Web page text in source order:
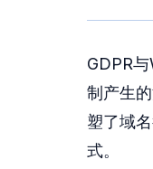
GDPR
制产生
塑了域
式。